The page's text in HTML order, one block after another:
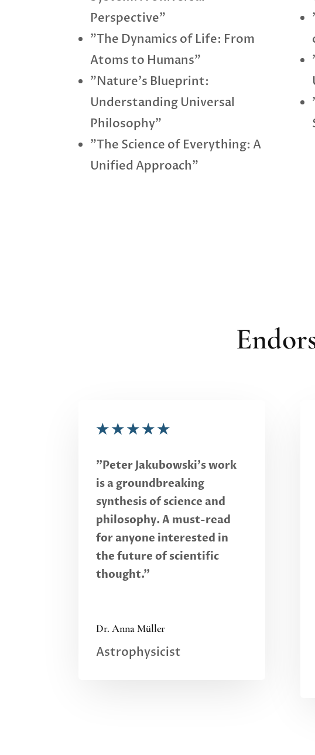
Perspective"
"The Dynamics of Life: From
Atoms to Humans"
"Nature's Blueprint:
Understanding Universal
Philosophy"
"The Science of Everything: A
Unified Approach"
★★★★★
"Peter Jakubowski's work
is a groundbreaking
synthesis of science and
philosophy. A must-read
for anyone interested in
the future of scientific
thought."
Dr. Anna Müller
Astrophysicist